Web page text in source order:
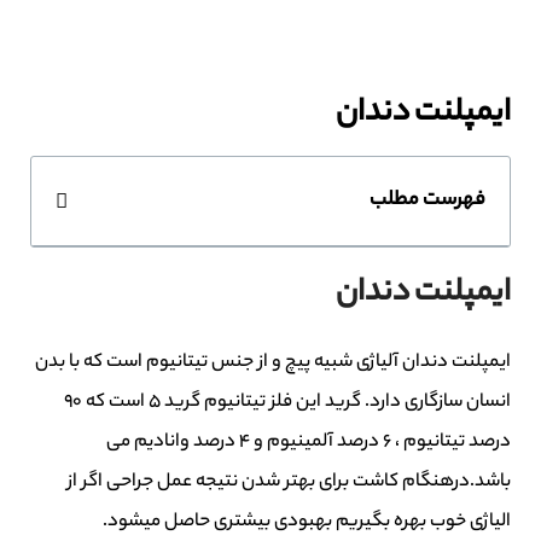
ایمپلنت دندان
فهرست مطلب
ایمپلنت دندان
ایمپلنت دندان آلیاژی شبیه پیچ و از جنس تیتانیوم است که با بدن
انسان سازگاری دارد. گرید این فلز تیتانیوم گرید 5 است که 90
درصد تیتانیوم ، 6 درصد آلمینیوم و 4 درصد وانادیم می
باشد.درهنگام کاشت برای بهتر شدن نتیجه عمل جراحی اگر از
الیاژی خوب بهره بگیریم بهبودی بیشتری حاصل میشود.